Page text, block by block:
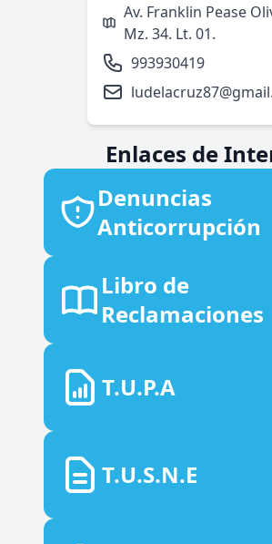
Av. Franklin Pease
Mz. 34. Lt. 01.
993930419
Enlaces de
Denuncias
Anticorrupción
Libro de
Reclamaciones
T.U.P.A
T.U.S.N.E